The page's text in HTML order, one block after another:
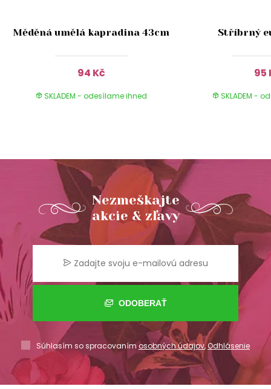
Měděná umělá kapradina 43cm
94 Kč
SKLADEM - odesílame ihned
Stříbrný
95
SKLADEM -
Nezmeškajte
akcie & zľavy
ODOBERAŤ
Súhlasím so spracovaním osobných údajov,Odhlásenie